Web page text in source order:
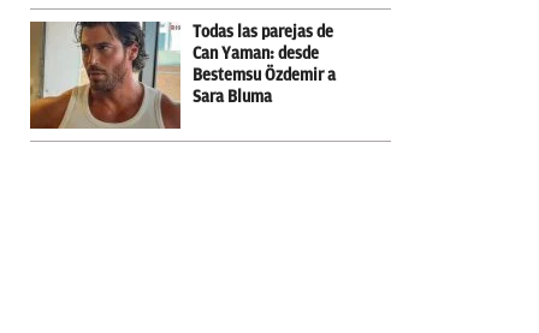
Todas las parejas de
Can Yaman: desde
Bestemsu Özdemir a
Sara Bluma